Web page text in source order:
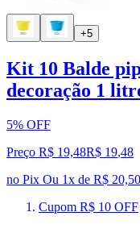
+5
Kit 10 Balde
decoração 1
5% OFF
Preço R$ 19,48R$ 19,48
no Pix Ou 1x de R$
Cupom R$ 10 OFF